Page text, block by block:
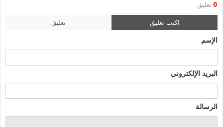
0 تعليق
اكتب تعليق تعليق
الإسم
البريد الإلكتروني
الرسالة